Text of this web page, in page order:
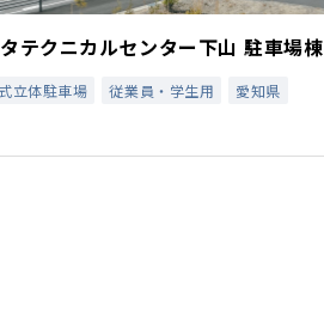
テクニカルセンター下山 駐車場棟
立体駐車場 従業員・学生用 愛知県